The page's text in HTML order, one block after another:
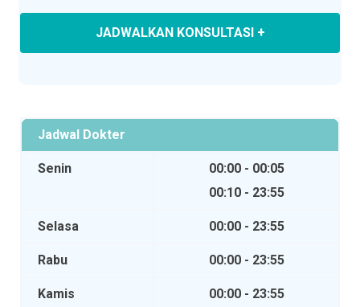
JADWALKAN KONSULTASI +
Jadwal Dokter
Senin
00:00 - 00:05
00:10 - 23:55
Selasa 00:00 - 23:55
Rabu 00:00 - 23:55
Kamis 00:00 - 23:55